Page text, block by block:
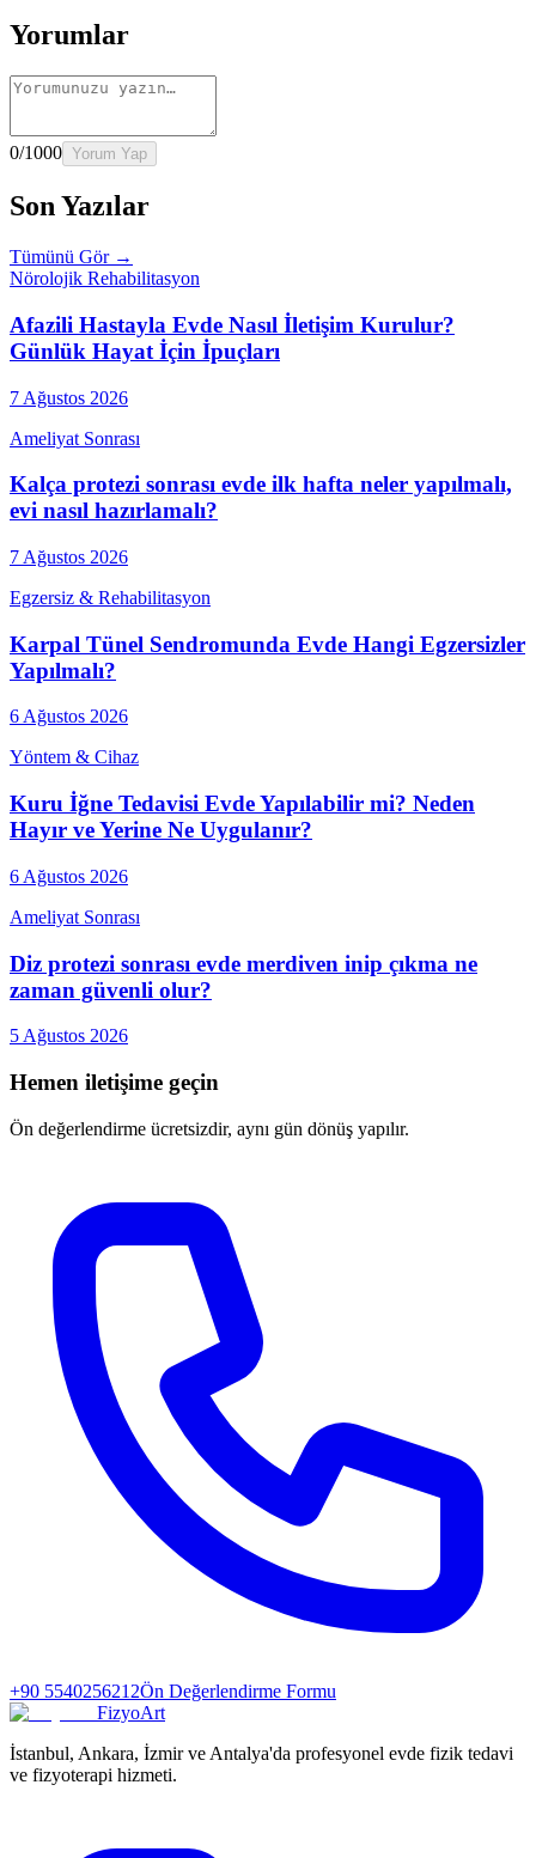
Yorumlar
0/1000 Yorum Yap
Son Yazılar
Tümünü Gör →
Nörolojik Rehabilitasyon
Afazili Hastayla Evde Nasıl İletişim Kurulur?
Günlük Hayat İçin İpuçları
7 Ağustos 2026
Ameliyat Sonrası
Kalça protezi sonrası evde ilk hafta neler yapılmalı,
evi nasıl hazırlamalı?
7 Ağustos 2026
Egzersiz & Rehabilitasyon
Karpal Tünel Sendromunda Evde Hangi Egzersizler
Yapılmalı?
6 Ağustos 2026
Yöntem & Cihaz
Kuru İğne Tedavisi Evde Yapılabilir mi? Neden
Hayır ve Yerine Ne Uygulanır?
6 Ağustos 2026
Ameliyat Sonrası
Diz protezi sonrası evde merdiven inip çıkma ne
zaman güvenli olur?
5 Ağustos 2026
Hemen iletişime geçin
Ön değerlendirme ücretsizdir, aynı gün dönüş yapılır.
+90 5540256212Ön Değerlendirme Formu
FizyoArt
İstanbul, Ankara, İzmir ve Antalya'da profesyonel evde fizik tedavi
ve fizyoterapi hizmeti.